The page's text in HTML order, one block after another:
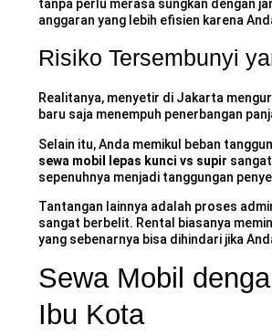
tanpa perlu merasa sungkan dengan
anggaran yang lebih efisien karena
Risiko Tersembunyi
Realitanya, menyetir di Jakarta
baru saja menempuh penerbangan
Selain itu, Anda memikul beban
sewa mobil lepas kunci vs supir
sepenuhnya menjadi tanggungan
Tantangan lainnya adalah proses
sangat berbelit. Rental biasanya
yang sebenarnya bisa dihindari jika
Sewa Mobil
Ibu Kota